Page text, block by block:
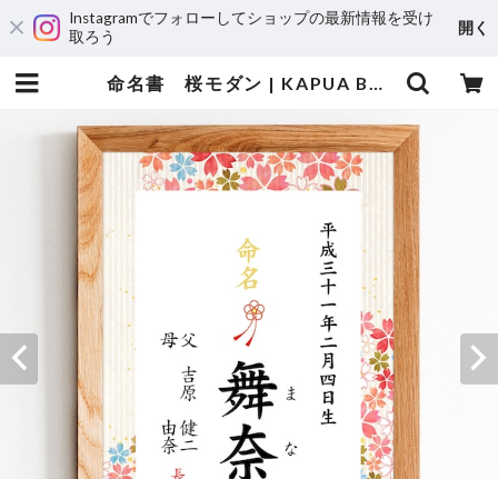
Instagramでフォローしてショップの最新情報を受け
取ろう
開く
命名書 桜モダン | KAPUA BOO